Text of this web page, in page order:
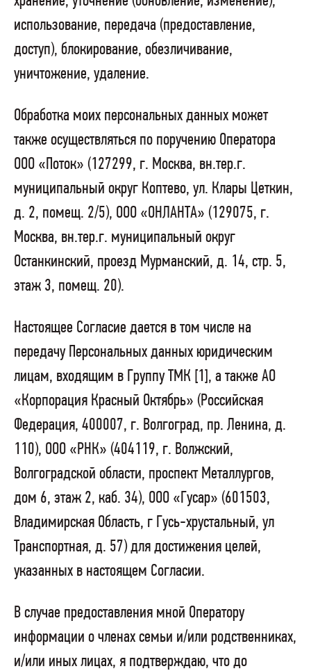
использование, передача (предоставление,
доступ), блокирование, обезличивание,
уничтожение, удаление.
Обработка моих персональных данных может
также осуществляться по поручению Оператора
ООО «Поток» (127299, г. Москва, вн.тер.г.
муниципальный округ Коптево, ул. Клары Цеткин,
д. 2, помещ. 2/5), ООО «ОНЛАНТА» (129075, г.
Москва, вн.тер.г. муниципальный округ
Останкинский, проезд Мурманский, д. 14, стр. 5,
этаж 3, помещ. 20).
Настоящее Согласие дается в том числе на
передачу Персональных данных юридическим
лицам, входящим в Группу ТМК [1], а также АО
«Корпорация Красный Октябрь» (Российская
Федерация, 400007, г. Волгоград, пр. Ленина, д.
110), ООО «РНК» (404119, г. Волжский,
Волгоградской области, проспект Металлургов,
дом 6, этаж 2, каб. 34), ООО «Гусар» (601503,
Владимирская Область, г Гусь-хрустальный, ул
Транспортная, д. 57) для достижения целей,
указанных в настоящем Согласии.
В случае предоставления мной Оператору
информации о членах семьи и/или родственниках,
и/или иных лицах, я подтверждаю, что до